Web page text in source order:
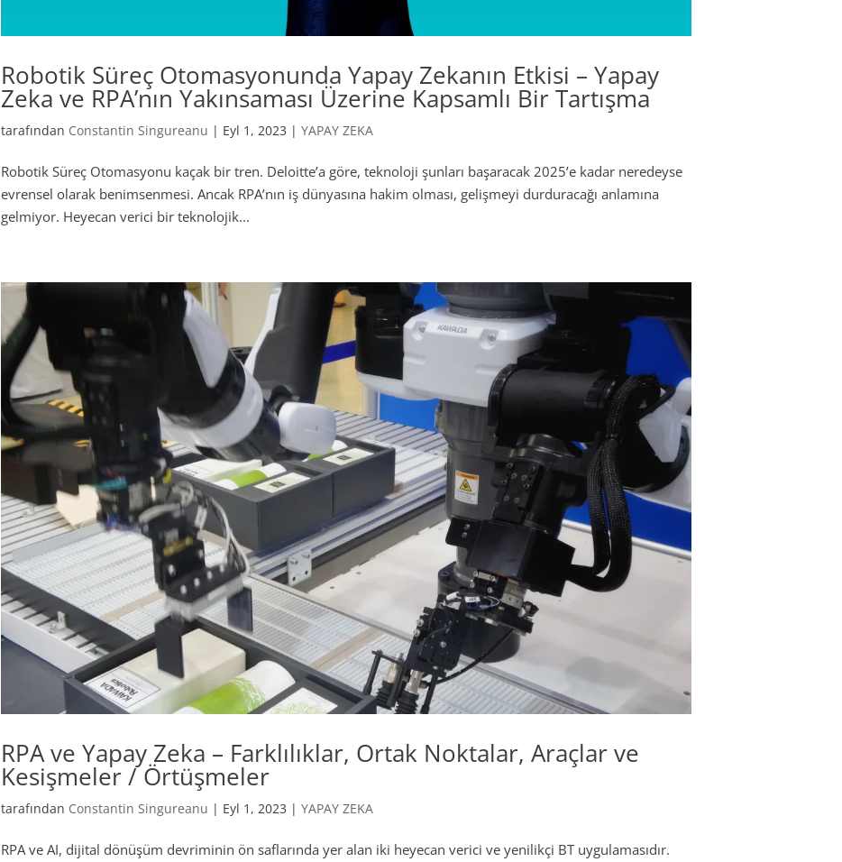
Robotik Süreç Otomasyonunda Yapay Zekanın Etkisi – Yapay
Zeka ve RPA’nın Yakınsaması Üzerine Kapsamlı Bir Tartışma
tarafından Constantin Singureanu | Eyl 1, 2023 |YAPAY ZEKA
Robotik Süreç Otomasyonu kaçak bir tren. Deloitte’a göre, teknoloji şunları başaracak 2025’e kadar neredeyse
evrensel olarak benimsenmesi. Ancak RPA’nın iş dünyasına hakim olması, gelişmeyi durduracağı anlamına
gelmiyor. Heyecan verici bir teknolojik...
RPA ve Yapay Zeka – Farklılıklar, Ortak Noktalar, Araçlar ve
Kesişmeler / Örtüşmeler
tarafından Constantin Singureanu | Eyl 1, 2023 |YAPAY ZEKA
RPA ve AI, dijital dönüşüm devriminin ön saflarında yer alan iki heyecan verici ve yenilikçi BT uygulamasıdır.